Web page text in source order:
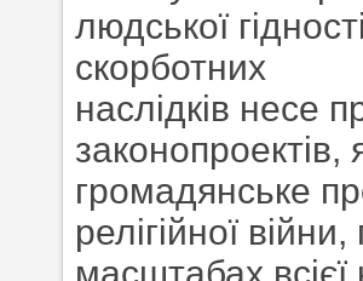
людської
скорботних
наслідків несе
громадянське
релігійної